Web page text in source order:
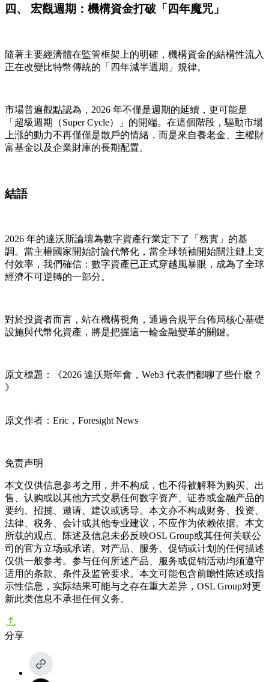
四、 宏觀週期：機構資金打破「四年魔咒」
隨著主要經濟體在監管框架上的明確，機構資金的結構性流入
正在改變比特幣傳統的「四年減半週期」規律。
市場普遍觀點認為，2026 年不僅是週期的延續，更可能是
「超級週期（Super Cycle）」的開端。在這個階段，驅動市場
上漲的動力不再僅僅是散戶的情緒，而是來自養老金、主權財
富基金以及企業財庫的長期配置。
結語
2026 年的達沃斯論壇為數字資產行業定下了「務實」的基
調。當主權國家開始討論代幣化，當全球領袖開始關注鏈上支
付效率，我們確信：數字資產已正式穿越風暴眼，成為了全球
經濟不可逆轉的一部分。
對於投資者而言，站在機構視角，通過合規平台佈局核心基礎
設施與代幣化資產，將是把握這一輪金融變革的關鍵。
原文標題：《2026 達沃斯年會，Web3 代表們都聊了些什麼？
》
原文作者：Eric，Foresight News
免责声明
本文仅供信息参考之用，并不构成，也不得被解释为购买、出
售、认购或以其他方式交易任何数字资产、证券或金融产品的
要约、招揽、邀请、建议或诱导。本文亦不构成财务、投资、
法律、税务、会计或其他专业建议，不应作为依赖依据。本文
所载的观点、陈述及信息未必反映OSL Group或其任何关联公
司的官方立场或承诺。对产品、服务、促销或计划的任何描述
仅供一般参考。参与任何所述产品、服务或促销活动均须遵守
适用的条款、条件及监管要求。本文可能包含前瞻性陈述或指
示性信息，实际结果可能与之存在重大差异，OSL Group对更
新此类信息不承担任何义务。
分享